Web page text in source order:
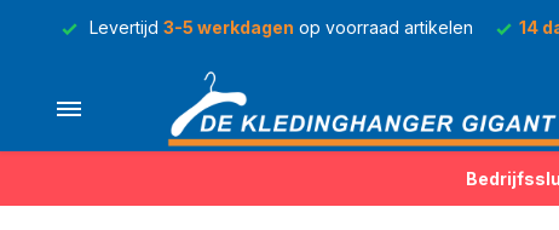
Levertijd 3-5 werkdagen op voorraad artikelen 14